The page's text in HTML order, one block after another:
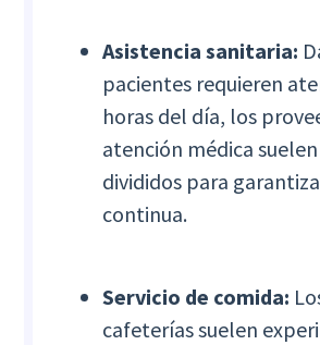
Asistencia sanitaria:
pacientes requieren
horas del día, los
atención médica
divididos para
continua.
Servicio de comida:
cafeterías suelen